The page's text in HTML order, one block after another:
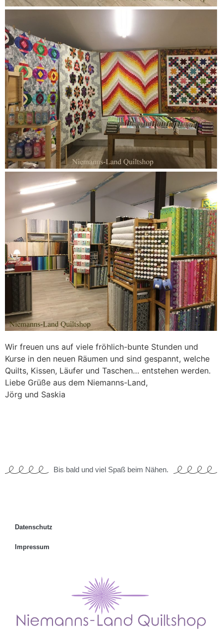
Wir freuen uns auf viele fröhlich-bunte Stunden und
Kurse in den neuen Räumen und sind gespannt, welche
Quilts, Kissen, Läufer und Taschen… entstehen werden.
Liebe Grüße aus dem Niemanns-Land,
Jörg und Saskia
Bis bald und viel Spaß beim Nähen.
Datenschutz
Impressum